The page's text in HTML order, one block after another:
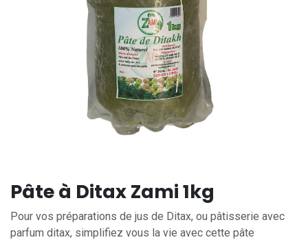
Pâte à Ditax Zami 1kg
Pour vos préparations de jus de Ditax, ou pâtisserie avec
parfum ditax, simplifiez vous la vie avec cette pâte